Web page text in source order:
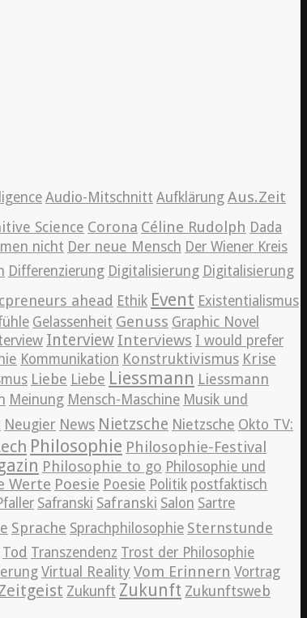
Audio-Mitschnitt Aufklärung Aus.Zeit
Science Corona Céline Rudolph Dada
nicht Der neue Mensch Der Wiener Kreis
Differenzierung Digitalisierung Digitalisierung
ahead Ethik Event Existentialismus
Gelassenheit Genuss Graphic Novel
Interview Interviews I would prefer
Kommunikation Konstruktivismus Krise
Liebe Liebe Liessmann Liessmann
Meinung Mensch-Maschine Musik und
Neugier News Nietzsche Nietzsche Okto TV:
Philosophie Philosophie-Festival
Philosophie to go Philosophie und
Werte Poesie Poesie Politik postfaktisch
Safranski Safranski Salon Sartre
Sprache Sprachphilosophie Sternstunde
Tod Transzendenz Trost der Philosophie
Virtual Reality Vom Erinnern Vortrag
Zukunft Zukunft Zukunftsweb